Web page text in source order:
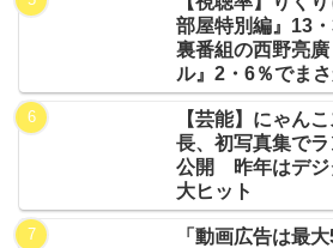
部屋特別編』13
裏番組の西野亮
ル』2・6％でま
【芸能】にゃん
長、初写真集で
公開 昨年はデジ
大ヒット
「動画広告は最